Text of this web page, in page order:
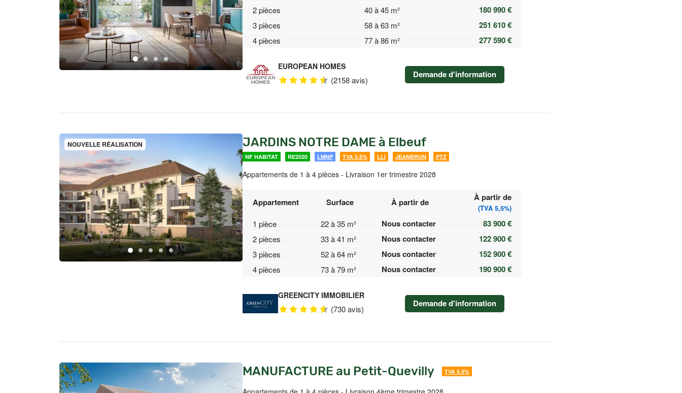
2 pièces 40 à 45 m² 180 990 €
3 pièces 58 à 63 m² 251 610 €
4 pièces 77 à 86 m² 277 590 €
EUROPEAN HOMES
(2158 avis) Demande d'information
NOUVELLE RÉALISATION JARDINS NOTRE DAME à Elbeuf
NF HABITAT RE2020 LMNP TVA 5.5% LLI JEANBRUN PTZ
Appartements de 1 à 4 pièces - Livraison 1er trimestre 2028
Appartement Surface À partir de À partir de
(TVA 5,5%)
1 pièce 22 à 35 m² Nous contacter 83 900 €
2 pièces 33 à 41 m² Nous contacter 122 900 €
3 pièces 52 à 64 m² Nous contacter 152 900 €
4 pièces 73 à 79 m² Nous contacter 190 900 €
GREENCITY IMMOBILIER
(730 avis) Demande d'information
MANUFACTURE au Petit-Quevilly TVA 5.5%